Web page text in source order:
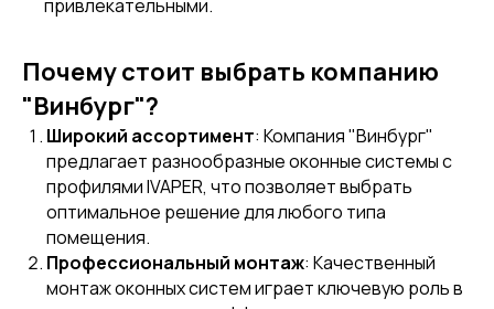
привлекательными.
Почему стоит выбрать компанию
"Винбург"?
Широкий ассортимент: Компания "Винбург"
предлагает разнообразные оконные системы с
профилями IVAPER, что позволяет выбрать
оптимальное решение для любого типа
помещения.
Профессиональный монтаж: Качественный
монтаж оконных систем играет ключевую роль в